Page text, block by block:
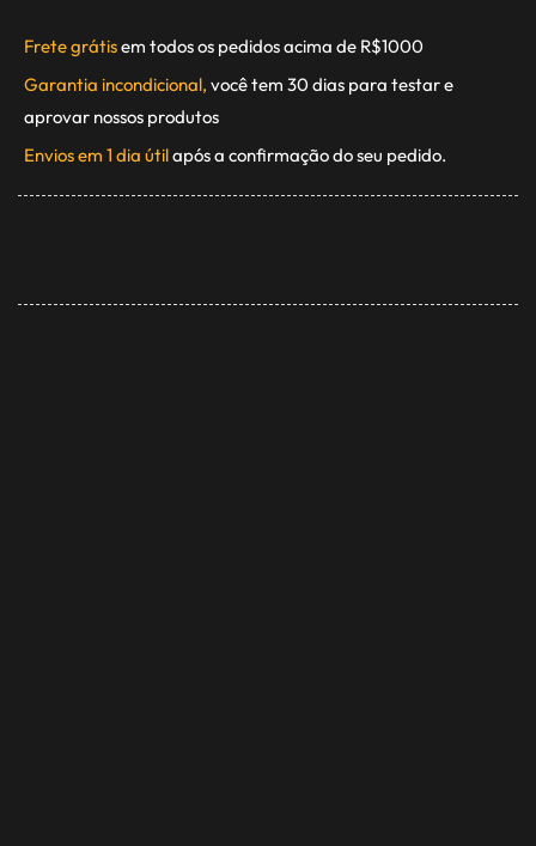
Frete grátisem todos os pedidos acima de R$1000
Garantia incondicional, você tem 30 dias para testar e
aprovar nossos produtos
Envios em 1 dia útilapós a confirmação do seu pedido.